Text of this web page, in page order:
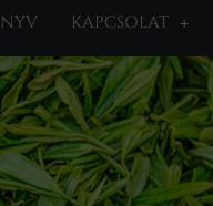
KAPCSOLAT